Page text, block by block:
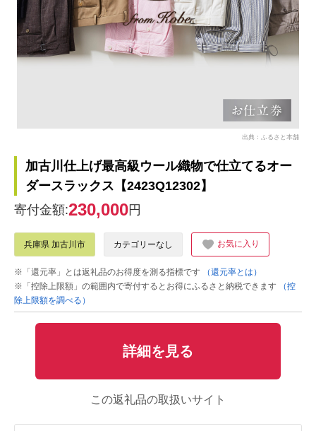
出典：ふるさと本舗
加古川仕上げ最高級ウール織物で仕立てるオー
ダースラックス【2423Q12302】
寄付金額:230,000円
兵庫県 加古川市 カテゴリーなし お気に入り
※「還元率」とは返礼品のお得度を測る指標です
（還元率とは）
※「控除上限額」の範囲内で寄付するとお得にふるさと納税できます
（控
除上限額を調べる）
詳細を見る
この返礼品の取扱いサイト